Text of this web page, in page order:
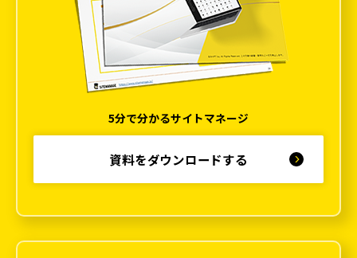
5分で分かるサイトマネージ
資料をダウンロードする